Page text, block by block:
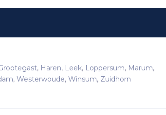
. Thank you!
, Haren, Leek, Loppersum, Marum,
, Westerwoude, Winsum, Zuidhorn